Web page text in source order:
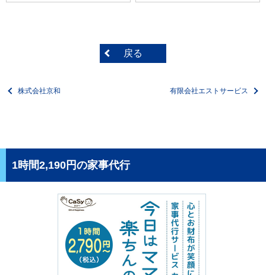
戻る
株式会社京和 有限会社エストサービス
1時間2,190円の家事代行